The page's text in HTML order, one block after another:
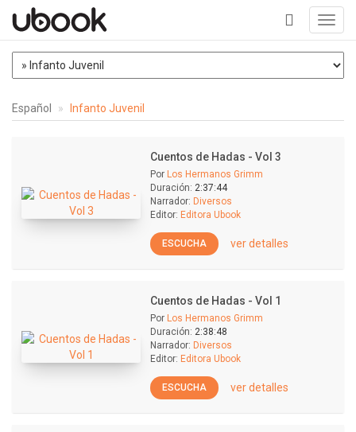
+
Español Infanto Juvenil
Cuentos de Hadas - Vol 3
Por Los Hermanos Grimm
Duración: 2:37:44
Narrador: Diversos
Editor: Editora Ubook
ESCUCHA ver detalles
Cuentos de Hadas - Vol 1
Por Los Hermanos Grimm
Duración: 2:38:48
Narrador: Diversos
Editor: Editora Ubook
ESCUCHA ver detalles